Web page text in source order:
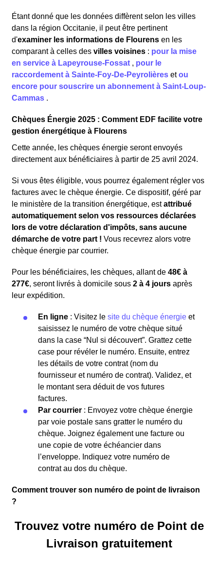
Étant donné que les données diffèrent selon les villes
dans la région Occitanie, il peut être pertinent
d'examiner les informations de Flourens en les
comparant à celles des villes voisines : pour la mise
en service à Lapeyrouse-Fossat , pour le
raccordement à Sainte-Foy-De-Peyrolières etou
encore pour souscrire un abonnement à Saint-Loup-
Cammas .
Chèques Énergie 2025 : Comment EDF facilite votre
gestion énergétique à Flourens
Cette année, les chèques énergie seront envoyés
directement aux bénéficiaires à partir de 25 avril 2024.
Si vous êtes éligible, vous pourrez également régler vos
factures avec le chèque énergie. Ce dispositif, géré par
le ministère de la transition énergétique, estattribué
automatiquement selon vos ressources déclarées
lors de votre déclaration d'impôts, sans aucune
démarche de votre part ! Vous recevrez alors votre
chèque énergie par courrier.
Pour les bénéficiaires, les chèques, allant de 48€ à
277€, seront livrés à domicile sous 2 à 4 jours après
leur expédition.
En ligne : Visitez le site du chèque énergie et
saisissez le numéro de votre chèque situé
dans la case “Nul si découvert”. Grattez cette
case pour révéler le numéro. Ensuite, entrez
les détails de votre contrat (nom du
fournisseur et numéro de contrat). Validez, et
le montant sera déduit de vos futures
factures.
Par courrier : Envoyez votre chèque énergie
par voie postale sans gratter le numéro du
chèque. Joignez également une facture ou
une copie de votre échéancier dans
l’enveloppe. Indiquez votre numéro de
contrat au dos du chèque.
Comment trouver son numéro de point de livraison
?